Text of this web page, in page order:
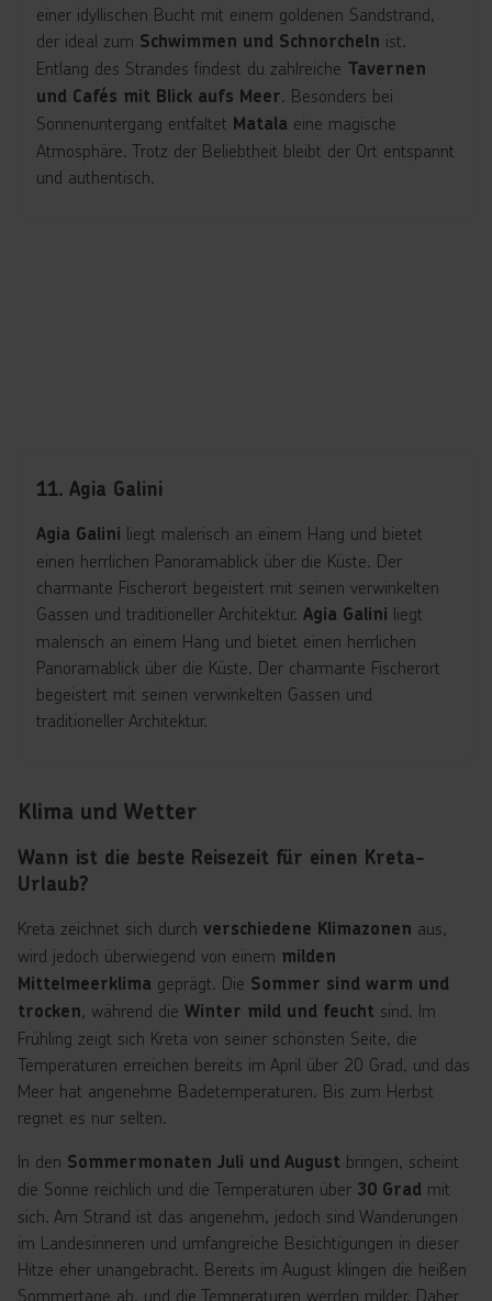
einer idyllischen Bucht mit einem goldenen Sandstrand,
der ideal zum Schwimmen und Schnorcheln ist.
Entlang des Strandes findest du zahlreiche Tavernen
und Cafés mit Blick aufs Meer. Besonders bei
Sonnenuntergang entfaltet Matala eine magische
Atmosphäre. Trotz der Beliebtheit bleibt der Ort entspannt
und authentisch.
11. Agia Galini
Agia Galini liegt malerisch an einem Hang und bietet
einen herrlichen Panoramablick über die Küste. Der
charmante Fischerort begeistert mit seinen verwinkelten
Gassen und traditioneller Architektur. Agia Galini liegt
malerisch an einem Hang und bietet einen herrlichen
Panoramablick über die Küste. Der charmante Fischerort
begeistert mit seinen verwinkelten Gassen und
traditioneller Architektur.
Klima und Wetter
Wann ist die beste Reisezeit für einen Kreta-
Urlaub?
Kreta zeichnet sich durch verschiedene Klimazonen aus,
wird jedoch überwiegend von einem milden
Mittelmeerklima geprägt. Die Sommer sind warm und
trocken, während die Winter mild und feucht sind. Im
Frühling zeigt sich Kreta von seiner schönsten Seite, die
Temperaturen erreichen bereits im April über 20 Grad, und das
Meer hat angenehme Badetemperaturen. Bis zum Herbst
regnet es nur selten.
In den Sommermonaten Juli und August bringen, scheint
die Sonne reichlich und die Temperaturen über 30 Grad mit
sich. Am Strand ist das angenehm, jedoch sind Wanderungen
im Landesinneren und umfangreiche Besichtigungen in dieser
Hitze eher unangebracht. Bereits im August klingen die heißen
Sommertage ab, und die Temperaturen werden milder. Daher